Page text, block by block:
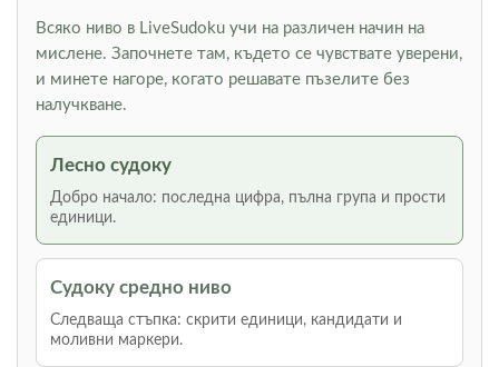
Всяко ниво в LiveSudoku учи на различен начин на
мислене. Започнете там, където се чувствате уверени,
и минете нагоре, когато решавате пъзелите без
налучкване.
Лесно судоку
Добро начало: последна цифра, пълна група и прости
единици.
Судоку средно ниво
Следваща стъпка: скрити единици, кандидати и
моливни маркери.